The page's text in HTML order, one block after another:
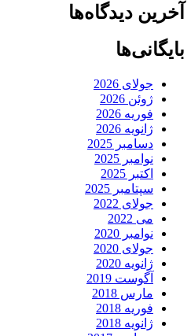
آخرین دیدگاه‌ها
بایگانی‌ها
جولای 2026
ژوئن 2026
فوریه 2026
ژانویه 2026
دسامبر 2025
نوامبر 2025
اکتبر 2025
سپتامبر 2025
جولای 2022
می 2022
نوامبر 2020
جولای 2020
ژانویه 2020
آگوست 2019
مارس 2018
فوریه 2018
ژانویه 2018